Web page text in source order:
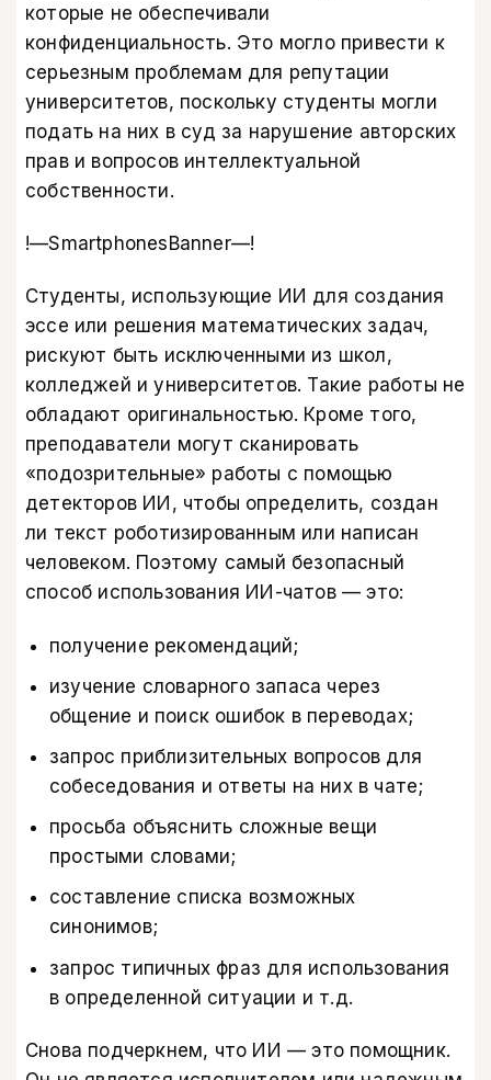
которые не обеспечивали
конфиденциальность. Это могло привести к
серьезным проблемам для репутации
университетов, поскольку студенты могли
подать на них в суд за нарушение авторских
прав и вопросов интеллектуальной
собственности.
!—SmartphonesBanner—!
Студенты, использующие ИИ для создания
эссе или решения математических задач,
рискуют быть исключенными из школ,
колледжей и университетов. Такие работы не
обладают оригинальностью. Кроме того,
преподаватели могут сканировать
«подозрительные» работы с помощью
детекторов ИИ, чтобы определить, создан
ли текст роботизированным или написан
человеком. Поэтому самый безопасный
способ использования ИИ-чатов — это:
получение рекомендаций;
изучение словарного запаса через
общение и поиск ошибок в переводах;
запрос приблизительных вопросов для
собеседования и ответы на них в чате;
просьба объяснить сложные вещи
простыми словами;
составление списка возможных
синонимов;
запрос типичных фраз для использования
в определенной ситуации и т.д.
Снова подчеркнем, что ИИ — это помощник.